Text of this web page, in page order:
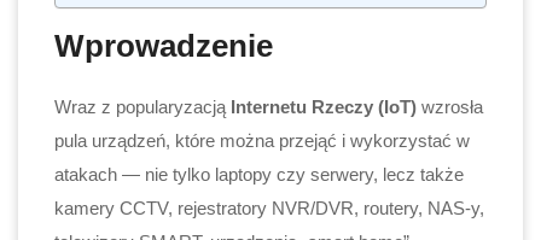
Wprowadzenie
Wraz z popularyzacją Internetu Rzeczy (IoT) wzrosła
pula urządzeń, które można przejąć i wykorzystać w
atakach — nie tylko laptopy czy serwery, lecz także
kamery CCTV, rejestratory NVR/DVR, routery, NAS-y,